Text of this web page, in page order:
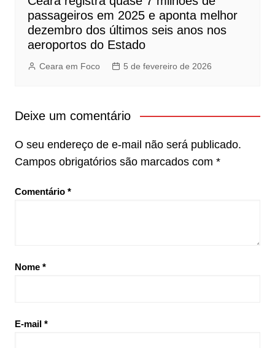
passageiros em 2025 e aponta melhor
dezembro dos últimos seis anos nos
aeroportos do Estado
Ceara em Foco 5 de fevereiro de 2026
Deixe um comentário
O seu endereço de e-mail não será publicado.
Campos obrigatórios são marcados com *
Comentário *
Nome *
E-mail *